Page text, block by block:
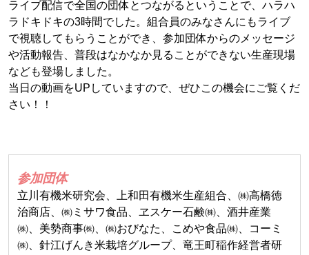
ライブ配信で全国の団体とつながるということで、ハラハ
ラドキドキの3時間でした。組合員のみなさんにもライブ
で視聴してもらうことができ、参加団体からのメッセージ
や活動報告、普段はなかなか見ることができない生産現場
なども登場しました。
当日の動画をUPしていますので、ぜひこの機会にご覧くだ
さい！！
参加団体
立川有機米研究会、上和田有機米生産組合、㈱高橋徳
治商店、㈱ミサワ食品、ヱスケー石鹸㈱、酒井産業
㈱、美勢商事㈱、㈱おびなた、こめや食品㈱、コーミ
㈱、針江げんき米栽培グループ、竜王町稲作経営者研